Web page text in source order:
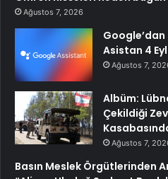
Ağustos 7, 2026
Asistan 4
Ağustos 7,
Albüm:
Çekildiği
Ağustos 7,
Basın Meslek Örgütlerinden